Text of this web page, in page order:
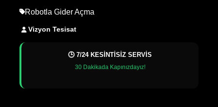
Robotla Gider Açma
Vizyon Tesisat
🕒 7/24 KESİNTİSİZ SERVİS
30 Dakikada Kapınızdayız!